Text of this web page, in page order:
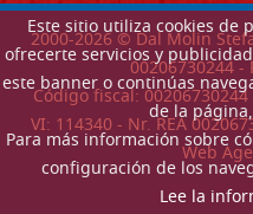
Este sitio utiliza cookies de
ofrecerte servicios y
este banner o continúas
de la
Para más información sobre
configuración de los
Lee la
2000-2026© Dal Molin
00206730244 -
Código fiscal:
VI: 114340 - Nr. REA
Web